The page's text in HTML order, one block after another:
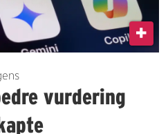
vurdering